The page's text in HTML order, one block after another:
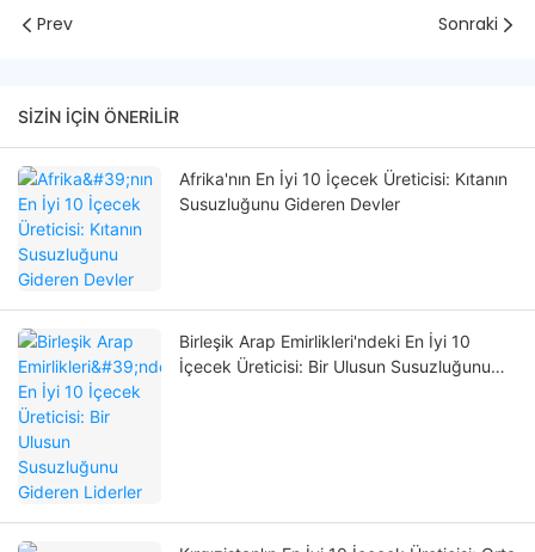
Prev Sonraki
SIZIN IÇIN ÖNERILIR
Afrika'nın En İyi 10 İçecek Üreticisi: Kıtanın
Susuzluğunu Gideren Devler
Birleşik Arap Emirlikleri'ndeki En İyi 10
İçecek Üreticisi: Bir Ulusun Susuzluğunu